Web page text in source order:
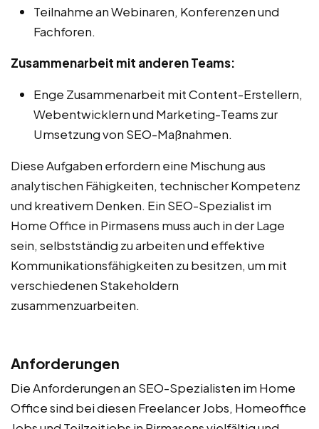
Teilnahme an Webinaren, Konferenzen und
Fachforen.
Zusammenarbeit mit anderen Teams:
Enge Zusammenarbeit mit Content-Erstellern,
Webentwicklern und Marketing-Teams zur
Umsetzung von SEO-Maßnahmen.
Diese Aufgaben erfordern eine Mischung aus
analytischen Fähigkeiten, technischer Kompetenz
und kreativem Denken. Ein SEO-Spezialist im
Home Office in Pirmasens muss auch in der Lage
sein, selbstständig zu arbeiten und effektive
Kommunikationsfähigkeiten zu besitzen, um mit
verschiedenen Stakeholdern
zusammenzuarbeiten.
Anforderungen
Die Anforderungen an SEO-Spezialisten im Home
Office sind bei diesen Freelancer Jobs, Homeoffice